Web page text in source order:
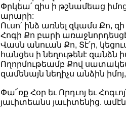
Փրկեա՛ զիս ի թշնամեաց
արարի:
Ուսո՛ ինձ առնել զկամս Քո,
Հոգի Քո բարի առաջնորդեսցէ
Վասն անուան Քո, Տէ՛ր,
հանցես ի նեղութենէ զանձն
Ողորմութեամբ Քով
զամենայն նեղիչս անձին
Փա՜ռք Հօր եւ Որդւոյ եւ
յաւիտեանս յաւիտենից.